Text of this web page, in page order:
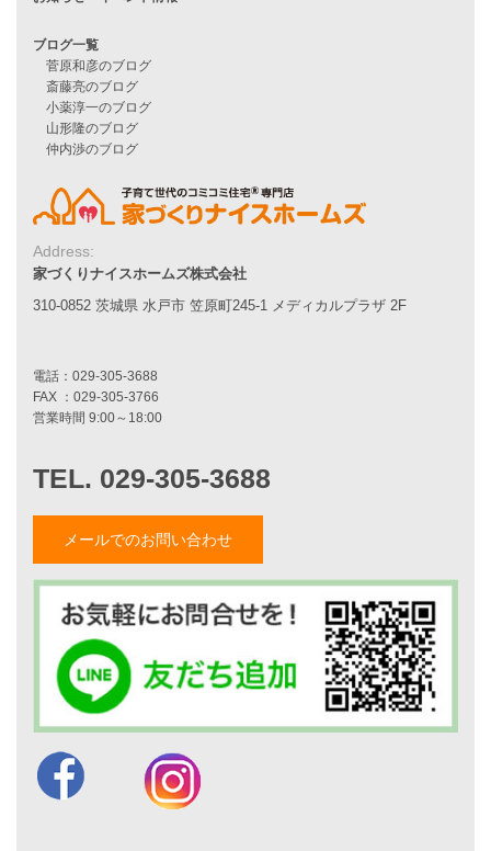
平屋をお考えの方へ
二世帯住宅をお考えの方へ
リフォームをお考えの方へ
施工事例一覧
家づくりストーリー
お客様の声
家づくりナイスホームズについて
職人紹介
採用情報
斎藤亮のブログ
仲内渉のブログ
Address:
家づくりナイスホームズ株式会社
310-0852 茨城県 水戸市 笠原町245-1 メディカルプラザ 2F
メールでのお問い合わせ